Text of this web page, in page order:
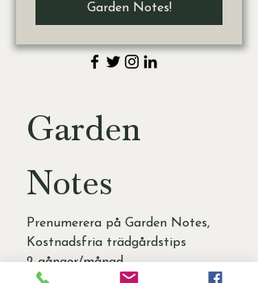
Garden Notes!
Garden
Notes
Prenumerera på Garden Notes,
2 gånger/månad
First name